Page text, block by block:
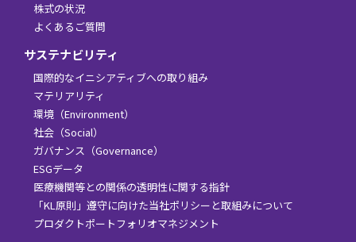
株式の状況
よくあるご質問
サステナビリティ
国際的なイニシアティブへの取り組み
マテリアリティ
環境（Environment）
社会（Social）
ガバナンス（Governance）
ESGデータ
医療機関等との関係の透明性に関する指針
「KL原則」遵守に向けた当社ポリシーと取組みについて
プロダクトポートフォリオマネジメント